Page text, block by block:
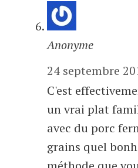
Anonyme
24 septembre
C'est
un vrai plat
avec du porc
grains quel